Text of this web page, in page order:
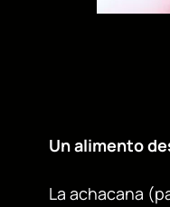
Un alimento
La achacana